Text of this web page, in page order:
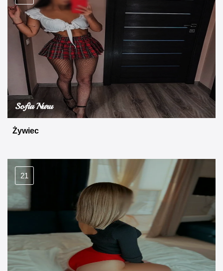
Sofia Nuru
Żywiec
21